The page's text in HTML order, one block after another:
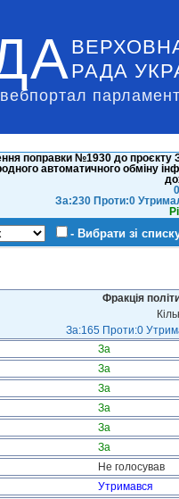
РАДА
поправки №1930 до проєкту
автоматичного обміну
За:230 Проти:0
- Вибрати зі
Фракція
За:165 Проти:0
За
За
За
За
За
За
Не голосував
Утримався